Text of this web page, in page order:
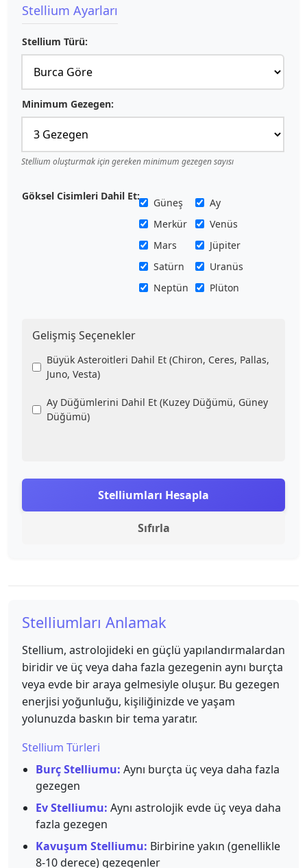
Stellium Ayarları
Stellium Türü:
Minimum Gezegen:
Stellium oluşturmak için gereken minimum gezegen sayısı
Göksel Cisimleri Dahil Et:
Güneş
Ay
Merkür
Venüs
Mars
Jüpiter
Satürn
Uranüs
Neptün
Plüton
Gelişmiş Seçenekler
Büyük Asteroitleri Dahil Et (Chiron, Ceres, Pallas,
Juno, Vesta)
Ay Düğümlerini Dahil Et (Kuzey Düğümü, Güney
Düğümü)
Stelliumları Hesapla
Sıfırla
Stelliumları Anlamak
Stellium, astrolojideki en güçlü yapılandırmalardan
biridir ve üç veya daha fazla gezegenin aynı burçta
veya evde bir araya gelmesiyle oluşur. Bu gezegen
enerjisi yoğunluğu, kişiliğinizde ve yaşam
yolunuzda baskın bir tema yaratır.
Stellium Türleri
Burç Stelliumu: Aynı burçta üç veya daha fazla
gezegen
Ev Stelliumu: Aynı astrolojik evde üç veya daha
fazla gezegen
Kavuşum Stelliumu: Birbirine yakın (genellikle
8-10 derece) gezegenler